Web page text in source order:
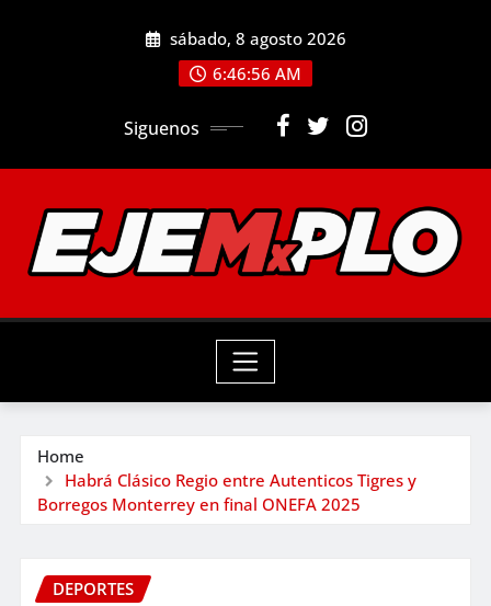
sábado, 8 agosto 2026
6:46:57 AM
Siguenos
Home
Habrá Clásico Regio entre Autenticos Tigres y
Borregos Monterrey en final ONEFA 2025
DEPORTES